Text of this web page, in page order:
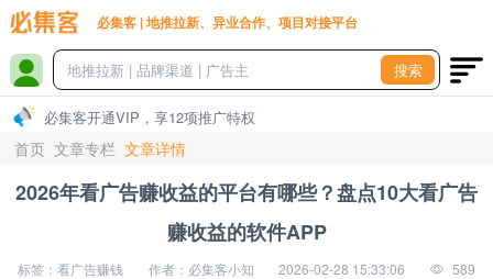
必集客 | 地推拉新、异业合作、项目对接平台
搜索
必集客开通VIP，享12项推广特权
首页 文章专栏 文章详情
2026年看广告赚收益的平台有哪些？盘点10大看广告
赚收益的软件APP
标签：看广告赚钱 作者：必集客小知 2026-02-28 15:33:06 589